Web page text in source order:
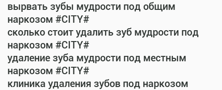
вырвать зубы мудрости под общим
наркозом #CITY#
сколько стоит удалить зуб мудрости под
наркозом #CITY#
удаление зуба мудрости под местным
наркозом #CITY#
клиника удаления зубов под наркозом